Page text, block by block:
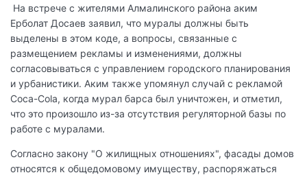
На встрече с жителями Алмалинского района аким
Ерболат Досаев заявил, что муралы должны быть
выделены в этом коде, а вопросы, связанные с
размещением рекламы и изменениями, должны
согласовываться с управлением городского планирования
и урбанистики. Аким также упомянул случай с рекламой
Coca-Cola, когда мурал барса был уничтожен, и отметил,
что это произошло из-за отсутствия регуляторной базы по
работе с муралами.
Согласно закону "О жилищных отношениях", фасады домов
относятся к общедомовому имуществу, распоряжаться